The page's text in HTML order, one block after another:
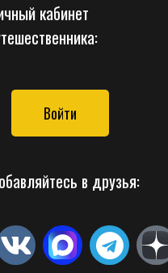
кабинет
Войти
в друзья: